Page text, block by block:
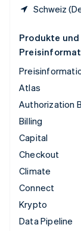
Schweiz
Produkte und
Atlas
Authorization
Billing
Capital
Checkout
Climate
Connect
Krypto
Data Pipeline